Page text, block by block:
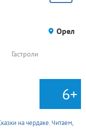
Орел
Гастроли
6+
на чердаке. Читаем,